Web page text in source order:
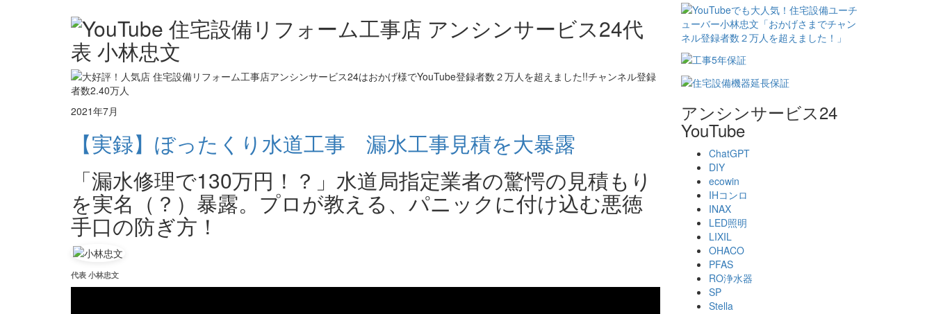
2021年7月
【実録】ぼったくり水道工事 漏水工事見積を大暴露
「漏水修理で130万円！？」水道局指定業者の驚愕の見積もり
を実名（？）暴露。プロが教える、パニックに付け込む悪徳
手口の防ぎ方！
代表 小林忠文
アンシンサービス24
YouTube
ChatGPT
DIY
ecowin
IHコンロ
INAX
LED照明
LIXIL
OHACO
PFAS
RO浄水器
SP
Stella